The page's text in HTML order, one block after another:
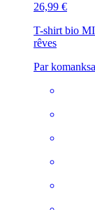
26,99 €
T-shirt bio
rêves
Par